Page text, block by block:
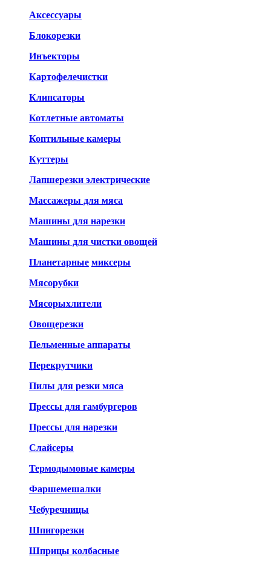
Аксессуары
Блокорезки
Инъекторы
Картофелечистки
Клипсаторы
Котлетные автоматы
Коптильные камеры
Куттеры
Лапшерезки электрические
Массажеры для мяса
Машины для нарезки
Машины для чистки овощей
Планетарные миксеры
Мясорубки
Мясорыхлители
Овощерезки
Пельменные аппараты
Перекрутчики
Пилы для резки мяса
Прессы для гамбургеров
Прессы для нарезки
Слайсеры
Термодымовые камеры
Фаршемешалки
Чебуречницы
Шпигорезки
Шприцы колбасные